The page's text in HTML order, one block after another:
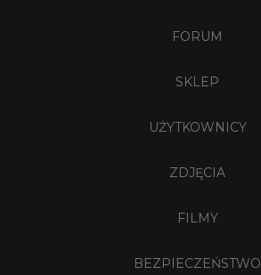
FORUM
SKLEP
UŻYTKOWNICY
ZDJĘCIA
FILMY
BEZPIECZEŃSTWO